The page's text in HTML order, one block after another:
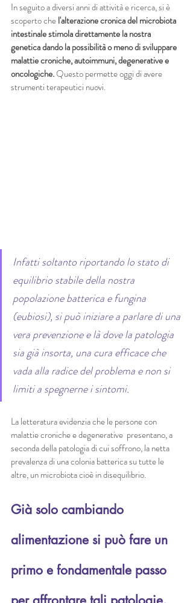
In seguito a diversi anni di attività e ricerca, si è
scoperto che l'alterazione cronica del microbiota
intestinale stimola direttamente la nostra
genetica dando la possibilità o meno di sviluppare
malattie croniche, autoimmuni, degenerative e
oncologiche. Questo permette oggi di avere
strumenti terapeutici nuovi.
Infatti soltanto riportando lo stato di
equilibrio stabile della nostra
popolazione batterica e fungina
(eubiosi), si può iniziare a parlare di una
vera prevenzione e là dove la patologia
sia già insorta, una cura efficace che
vada alla radice del problema e non si
limiti a spegnerne i sintomi.
La letteratura evidenzia che le persone con
malattie croniche e degenerative  presentano, a
seconda della patologia di cui soffrono, la netta
prevalenza di una colonia batterica su tutte le
altre, un microbiota cioè in disequilibrio.
Già solo cambiando
alimentazione si può fare un
primo e fondamentale passo